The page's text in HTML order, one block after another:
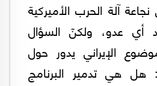
آلة الحرب الأميركية
أي عدو، ولكنّ السؤال
الإيراني يدور حول
هل هي تدمير البرنامج